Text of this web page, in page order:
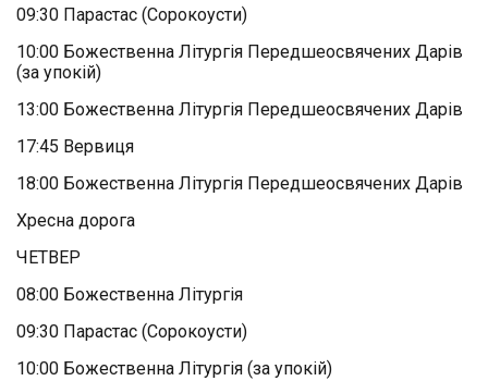
09:30 Парастас (Сорокоусти)
10:00 Божественна Літургія Передшеосвячених Дарів
(за упокій)
13:00 Божественна Літургія Передшеосвячених Дарів
17:45 Вервиця
18:00 Божественна Літургія Передшеосвячених Дарів
Хресна дорога
ЧЕТВЕР
08:00 Божественна Літургія
09:30 Парастас (Сорокоусти)
10:00 Божественна Літургія (за упокій)